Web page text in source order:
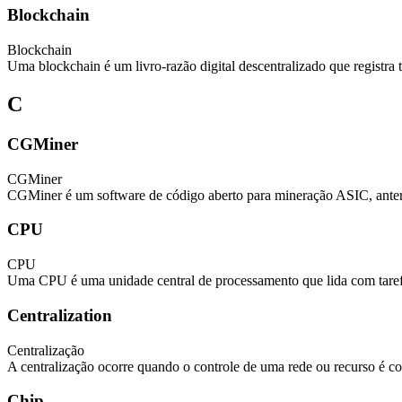
Blockchain
Blockchain
Uma blockchain é um livro-razão digital descentralizado que registra
C
CGMiner
CGMiner
CGMiner é um software de código aberto para mineração ASIC,
CPU
CPU
Uma CPU é uma unidade central de processamento que lida com
Centralization
Centralização
A centralização ocorre quando o controle de uma rede ou recurso é